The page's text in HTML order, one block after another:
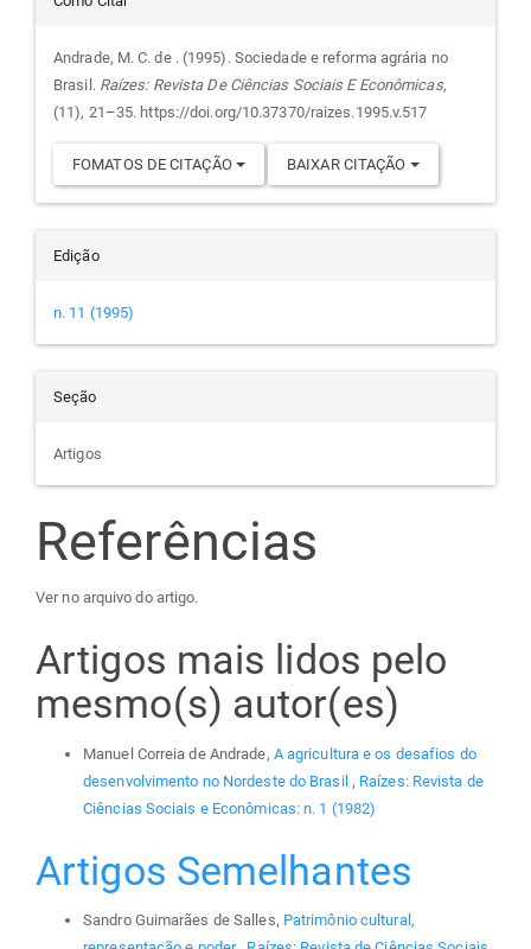
do
artigo
Andrade, M. C. de . (1995). Sociedade e reforma agrária no
Brasil. Raízes: Revista De Ciências Sociais E Econômicas,
(11), 21–35. https://doi.org/10.37370/raizes.1995.v.517
FOMATOS DE CITAÇÃO BAIXAR CITAÇÃO
Edição
n. 11 (1995)
Seção
Artigos
Referências
Ver no arquivo do artigo.
Artigos mais lidos pelo
mesmo(s) autor(es)
Manuel Correia de Andrade, A agricultura e os desafios do
desenvolvimento no Nordeste do Brasil , Raízes: Revista de
Ciências Sociais e Econômicas: n. 1 (1982)
Artigos Semelhantes
Sandro Guimarães de Salles, Patrimônio cultural,